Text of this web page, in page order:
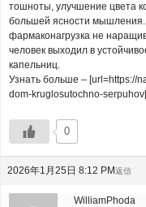
тошноты, улучшение цвета
большей ясности мышления.
фармаконагрузка не
человек выходил в
капельниц.
Узнать больше – [url=https://
dom-kruglosutochno-
0
2026年1月25日 8:12 PM返信
WilliamPhoda